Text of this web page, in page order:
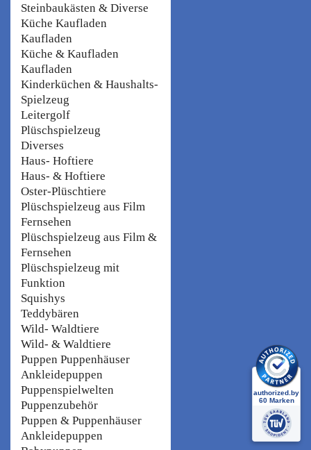
Steinbaukästen & Diverse
Küche Kaufladen
Kaufladen
Küche & Kaufladen
Kaufladen
Kinderküchen & Haushalts-
Spielzeug
Leitergolf
Plüschspielzeug
Diverses
Haus- Hoftiere
Haus- & Hoftiere
Oster-Plüschtiere
Plüschspielzeug aus Film
Fernsehen
Plüschspielzeug aus Film &
Fernsehen
Plüschspielzeug mit
Funktion
Squishys
Teddybären
Wild- Waldtiere
Wild- & Waldtiere
Puppen Puppenhäuser
Ankleidepuppen
Puppenspielwelten
Puppenzubehör
Puppen & Puppenhäuser
Ankleidepuppen